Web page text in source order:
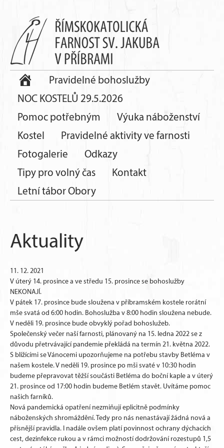
Pravidelné bohoslužby
NOC KOSTELŮ 29.5.2026
Pomoc potřebným
Výuka náboženství
Kostel
Pravidelné aktivity ve farnosti
Fotogalerie
Odkazy
Tipy pro volný čas
Kontakt
Letní tábor Obory
Aktuality
11. 12. 2021
V úterý 14. prosince a ve středu 15. prosince se bohoslužby
NEKONAJÍ.
V pátek 17. prosince bude sloužena v příbramském kostele rorátní
mše svatá od 6:00 hodin. Bohoslužba v 8:00 hodin sloužena nebude.
V neděli 19. prosince bude obvyklý pořad bohoslužeb.
Společenský večer naší farnosti, plánovaný na 15. ledna 2022 se z
důvodu přetrvávající pandemie překládá na termín 21. května 2022.
S blížícími se Vánocemi upozorňujeme na potřebu stavby Betléma v
našem kostele. V neděli 19. prosince po mši svaté v 10:30 hodin
budeme přepravovat těžší součásti Betléma do boční kaple a v úterý
21. prosince od 17:00 hodin budeme Betlém stavět. Uvítáme pomoc
našich farníků.
Nová pandemická opatření nezmiňují eplicitně podmínky
náboženských shromáždění. Tedy pro nás nenastávají žádná nová a
přísnější pravidla. I nadále ovšem platí povinnost ochrany dýchacích
cest, dezinfekce rukou a v rámci možností dodržování rozestupů 1,5